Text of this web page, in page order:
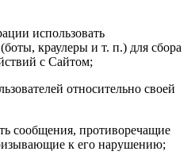
использовать
краулеры и т. п.) для сбора
с Сайтом;
относительно своей
сообщения, противоречащие
к его нарушению;